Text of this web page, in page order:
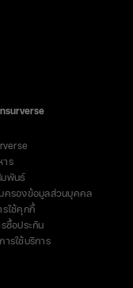
ร
พันธ์
ครองข้อมูลส่วนบุคคล
รใช้คุกกี้
ซื้อประกัน
ารใช้บริการ